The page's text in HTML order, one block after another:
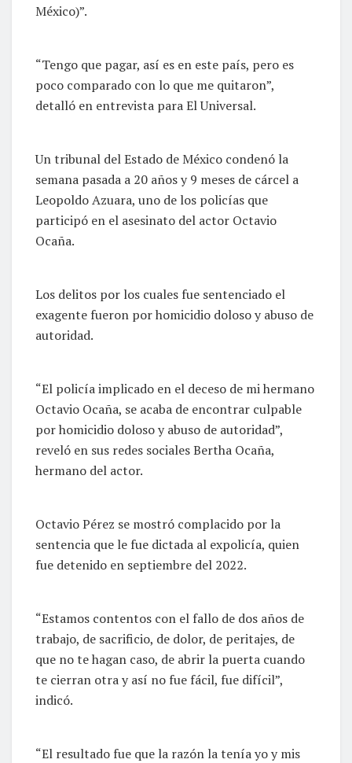
México)”.
“Tengo que pagar, así es en este país, pero es
poco comparado con lo que me quitaron”,
detalló en entrevista para El Universal.
Un tribunal del Estado de México condenó la
semana pasada a 20 años y 9 meses de cárcel a
Leopoldo Azuara, uno de los policías que
participó en el asesinato del actor Octavio
Ocaña.
Los delitos por los cuales fue sentenciado el
exagente fueron por homicidio doloso y abuso de
autoridad.
“El policía implicado en el deceso de mi hermano
Octavio Ocaña, se acaba de encontrar culpable
por homicidio doloso y abuso de autoridad”,
reveló en sus redes sociales Bertha Ocaña,
hermano del actor.
Octavio Pérez se mostró complacido por la
sentencia que le fue dictada al expolicía, quien
fue detenido en septiembre del 2022.
“Estamos contentos con el fallo de dos años de
trabajo, de sacrificio, de dolor, de peritajes, de
que no te hagan caso, de abrir la puerta cuando
te cierran otra y así no fue fácil, fue difícil”,
indicó.
“El resultado fue que la razón la tenía yo y mis